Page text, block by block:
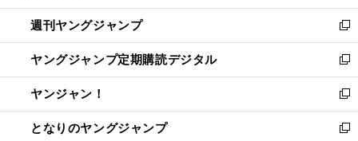
開
く
ウ
で
開
く
ン
ド
ウ
で
開
く
ウ
ィ
ン
ド
ウ
で
開
く
週刊ヤングジャンプ
新
し
い
ウ
ィ
ン
ド
ヤングジャンプ定期購読デジタル
新
し
い
ウ
ィ
ヤンジャン！
新
し
い
となりのヤングジャンプ
新